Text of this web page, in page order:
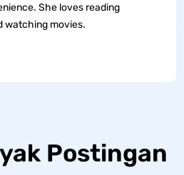
She loves reading
watching movies.
Postingan